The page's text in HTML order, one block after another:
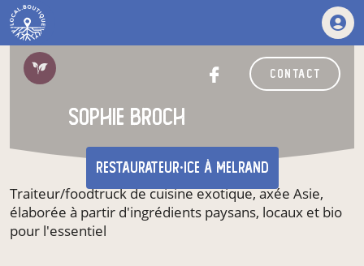
contact
sophie broch
restaurateur·ice à Melrand
Traiteur/foodtruck de cuisine exotique, axée Asie,
élaborée à partir d'ingrédients paysans, locaux et bio
pour l'essentiel